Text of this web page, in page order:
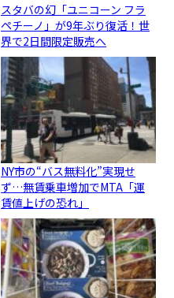
スタバの幻「ユニコーン フラ
ペチーノ」が9年ぶり復活！世
界で2日間限定販売へ
NY市の“バス無料化”実現せ
ず…無賃乗車増加でMTA「運
賃値上げの恐れ」